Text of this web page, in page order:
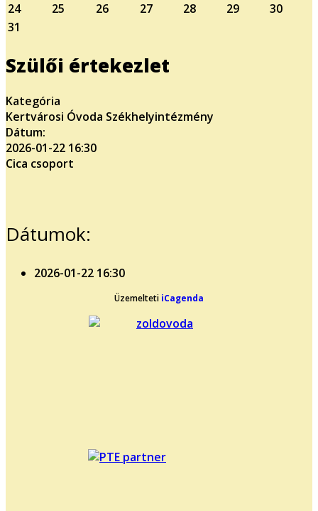
24
25 26 27 28 29
30
31
Szülői értekezlet
Kategória
Kertvárosi Óvoda Székhelyintézmény
Dátum:
2026-01-22 16:30
Cica csoport
Dátumok:
2026-01-22 16:30
Üzemelteti iCagenda